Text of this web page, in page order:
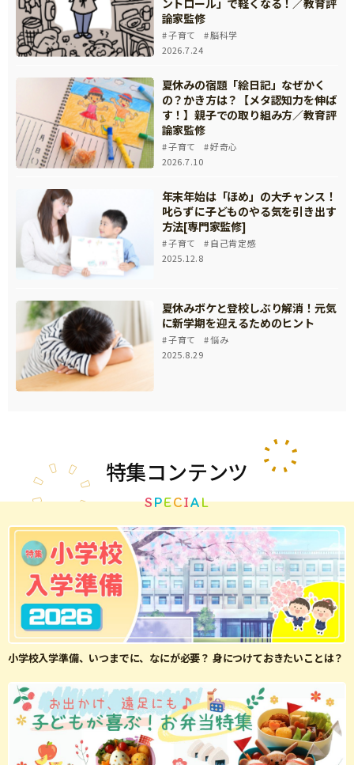
論家監修
子育て
脳科学
2026.7.24
夏休みの宿題「絵日記」なぜかく
の？かき方は？【メタ認知力を伸ば
す！】親子での取り組み方／教育評
論家監修
子育て
好奇心
2026.7.10
年末年始は「ほめ」の大チャンス！
叱らずに子どものやる気を引き出す
方法[専門家監修]
子育て
自己肯定感
2025.12.8
夏休みボケと登校しぶり解消！元気
に新学期を迎えるためのヒント
子育て
悩み
2025.8.29
特集コンテンツ
SPECIAL
小学校入学準備、いつまでに、なにが必要？ 身につけておきたいことは？